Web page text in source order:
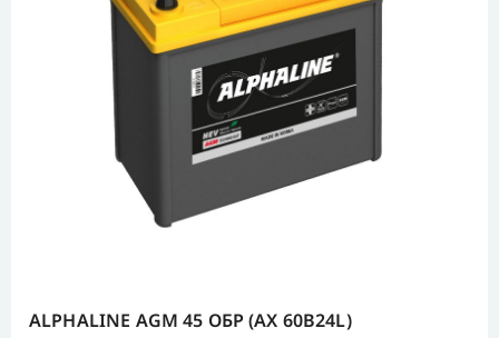
ALPHALINE AGM 45 ОБР (AX 60B24L)